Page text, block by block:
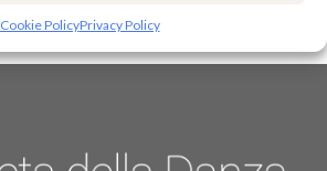
Cookie PolicyPrivacy Policy